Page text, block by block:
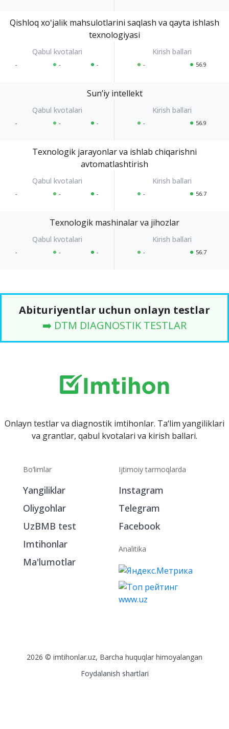
Qishloq xoʻjalik mahsulotlarini saqlash va qayta ishlash
texnologiyasi
- - - - 56.9
Sunʼiy intellekt
- - - - 56.9
Texnologik jarayonlar va ishlab chiqarishni
avtomatlashtirish
- - - - 56.7
Texnologik mashinalar va jihozlar
- - - - 56.7
Abituriyentlar uchun onlayn testlar
➡️ DTM DIAGNOSTIK TESTLAR
Onlayn testlar va diagnostik imtihonlar. Ta‘lim yangiliklari
va grantlar, qabul kvotalari va kirish ballari.
Bo‘limlar
Yangiliklar
Oliygohlar
UzBMB test
Imtihonlar
Ma'lumotlar
Ijtimoiy tarmoqlarda
Instagram
Telegram
Facebook
Analitika
2026 © imtihonlar.uz, Barcha huquqlar himoyalangan
Foydalanish shartlari